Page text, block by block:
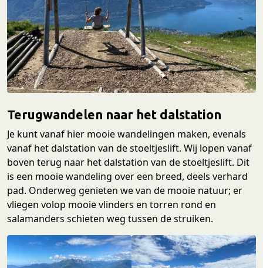
Terugwandelen naar het dalstation
Je kunt vanaf hier mooie wandelingen maken, evenals
vanaf het dalstation van de stoeltjeslift. Wij lopen vanaf
boven terug naar het dalstation van de stoeltjeslift. Dit
is een mooie wandeling over een breed, deels verhard
pad. Onderweg genieten we van de mooie natuur; er
vliegen volop mooie vlinders en torren rond en
salamanders schieten weg tussen de struiken.